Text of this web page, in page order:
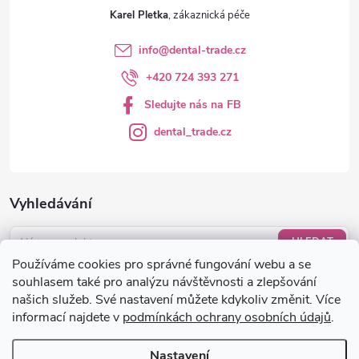
Používáme cookies pro správné fungování webu a se
souhlasem také pro analýzu návštěvnosti a zlepšování
našich služeb. Své nastavení můžete kdykoliv změnit. Více
informací najdete v podmínkách ochrany osobních údajů.
Vyhledávání
HLEDAT
Nákupní košík
0KS /0 KČ
Karel Pletka
info@dental-trade.cz
+420 724 393 271
Sledujte nás na FB
dental_trade.cz